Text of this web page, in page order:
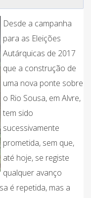
Desde a campanha
para as Eleições
Autárquicas de 2017
que a construção de
uma nova ponte sobre
o Rio Sousa, em Alvre,
tem sido
sucessivamente
prometida, sem que,
até hoje, se registe
qualquer avanço
é repetida, mas a